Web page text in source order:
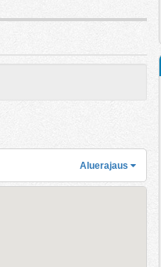
Aluerajaus